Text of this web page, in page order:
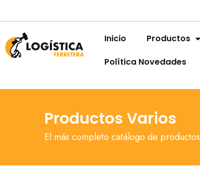
Inicio Productos
Política Novedades
Productos Varios
El más completo catálogo de productos